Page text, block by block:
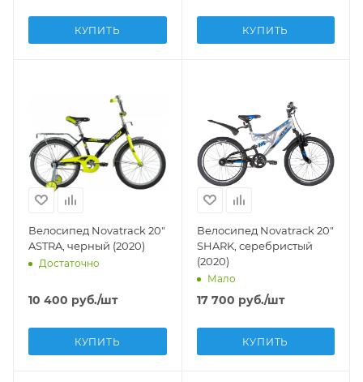
КУПИТЬ КУПИТЬ
Велосипед Novatrack 20"
ASTRA, черный (2020)
Достаточно
10 400 руб./шт
КУПИТЬ
Велосипед Novatrack 20"
SHARK, серебристый
(2020)
Мало
17 700 руб./шт
КУПИТЬ